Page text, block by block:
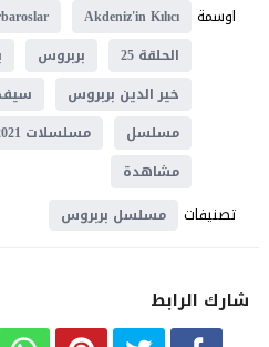
اوسمة
Akdeniz'in Kılıcı
الحلقة 25
بربروس
خير الدين بربروس
سيف
مسلسل
مسلسلات 2021
مشاهدة
تصنيفات مسلسل بربروس
شارك الرابط